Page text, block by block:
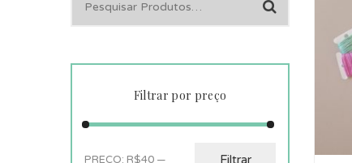
Filtrar por preço
Filtrar
PREÇO: R$40 —